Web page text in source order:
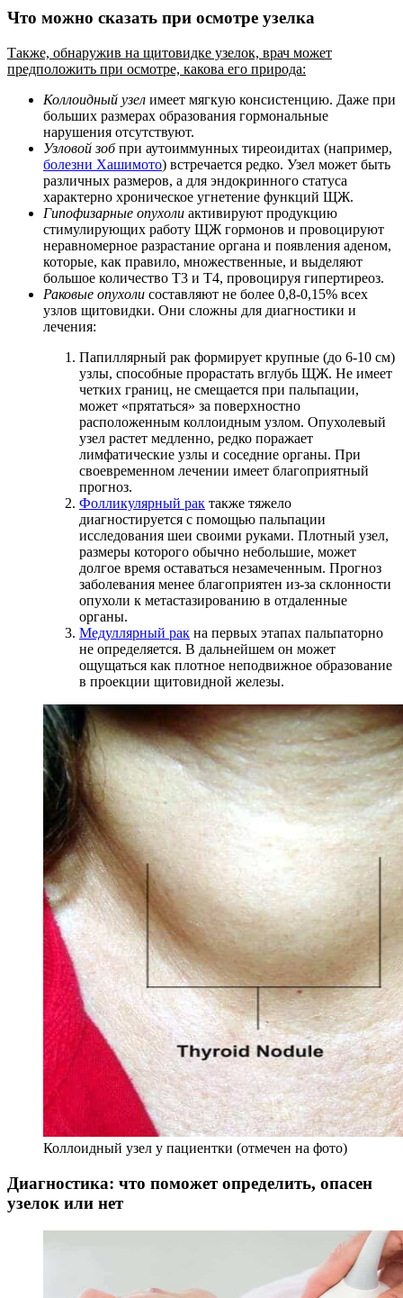
Что можно сказать при осмотре узелка
Также, обнаружив на щитовидке узелок, врач может
предположить при осмотре, какова его природа:
Коллоидный узел имеет мягкую консистенцию. Даже при
больших размерах образования гормональные
нарушения отсутствуют.
Узловой зобпри аутоиммунных тиреоидитах (например,
болезни Хашимото) встречается редко. Узел может быть
различных размеров, а для эндокринного статуса
характерно хроническое угнетение функций ЩЖ.
Гипофизарные опухоли активируют продукцию
стимулирующих работу ЩЖ гормонов и провоцируют
неравномерное разрастание органа и появления аденом,
которые, как правило, множественные, и выделяют
большое количество Т3 и Т4, провоцируя гипертиреоз.
Раковые опухоли составляют не более 0,8-0,15% всех
узлов щитовидки. Они сложны для диагностики и
лечения:
Папиллярный рак формирует крупные (до 6-10 см)
узлы, способные прорастать вглубь ЩЖ. Не имеет
четких границ, не смещается при пальпации,
может «прятаться» за поверхностно
расположенным коллоидным узлом. Опухолевый
узел растет медленно, редко поражает
лимфатические узлы и соседние органы. При
своевременном лечении имеет благоприятный
прогноз.
Фолликулярный рак также тяжело
диагностируется с помощью пальпации
исследования шеи своими руками. Плотный узел,
размеры которого обычно небольшие, может
долгое время оставаться незамеченным. Прогноз
заболевания менее благоприятен из-за склонности
опухоли к метастазированию в отдаленные
органы.
Медуллярный рак на первых этапах пальпаторно
не определяется. В дальнейшем он может
ощущаться как плотное неподвижное образование
в проекции щитовидной железы.
Коллоидный узел у пациентки (отмечен на фото)
Диагностика: что поможет определить, опасен
узелок или нет